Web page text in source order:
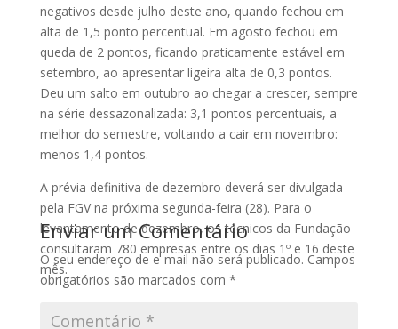
negativos desde julho deste ano, quando fechou em
alta de 1,5 ponto percentual. Em agosto fechou em
queda de 2 pontos, ficando praticamente estável em
setembro, ao apresentar ligeira alta de 0,3 pontos.
Deu um salto em outubro ao chegar a crescer, sempre
na série dessazonalizada: 3,1 pontos percentuais, a
melhor do semestre, voltando a cair em novembro:
menos 1,4 pontos.
A prévia definitiva de dezembro deverá ser divulgada
pela FGV na próxima segunda-feira (28). Para o
levantamento de dezembro, os técnicos da Fundação
consultaram 780 empresas entre os dias 1º e 16 deste
mês.
Enviar um Comentário
O seu endereço de e-mail não será publicado. Campos
obrigatórios são marcados com *